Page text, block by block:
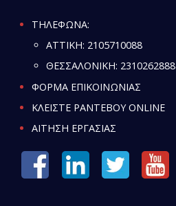
ΤΗΛΕΦΩΝΑ:
ATTIKH: 2105710088
ΘΕΣΣΑΛΟΝΙΚΗ: 2310262888
ΦΟΡΜΑ ΕΠΙΚΟΙΝΩΝΙΑΣ
ΚΛΕΙΣΤΕ ΡΑΝΤΕΒΟΥ ONLINE
ΑΙΤΗΣΗ ΕΡΓΑΣΙΑΣ